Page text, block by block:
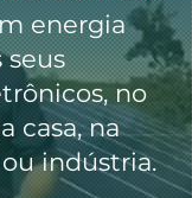
energia
seus
no
casa, na
indústria.